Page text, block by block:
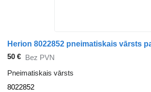
50 € Bez PVN
Pneimatiskais vārsts
8022852